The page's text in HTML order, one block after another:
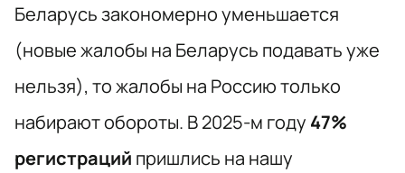
Беларусь закономерно уменьшается
(новые жалобы на Беларусь подавать уже
нельзя), то жалобы на Россию только
набирают обороты. В 2025-м году 47%
регистраций пришлись на нашу